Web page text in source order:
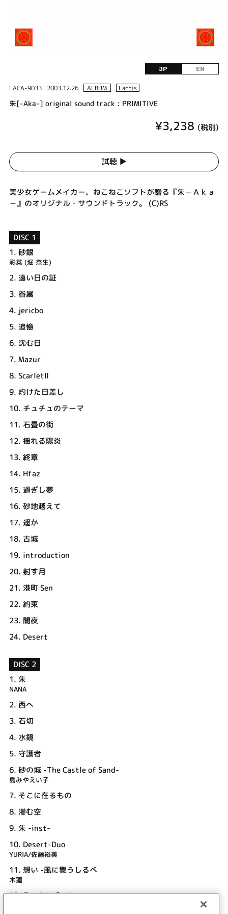
JP EN
LACA-9033 2003.12.26 ALBUM Lantis
朱[-Aka-] original sound track : PRIMITIVE
¥3,238 (税別)
試聴 ▶︎
美少女ゲームメイカー、ねこねこソフトが贈る『朱－Ａｋａ
－』のオリジナル・サウンドトラック。 (C)RS
DISC 1
1. 砂銀
彩菜 (堀 奈生)
2. 遠い日の証
3. 眷属
4. jericbo
5. 追憶
6. 沈む日
7. Mazur
8. ScarletⅡ
9. 灼けた日差し
10. チュチュのテーマ
11. 石畳の街
12. 揺れる陽炎
13. 終章
14. Hfaz
15. 過ぎし夢
16. 砂地越えて
17. 遥か
18. 古城
19. introduction
20. 射す月
21. 港町 Sen
22. 約束
23. 闇夜
24. Desert
DISC 2
1. 朱
NANA
2. 西へ
3. 石切
4. 水鏡
5. 守護者
6. 砂の城 -The Castle of Sand-
島みやえい子
7. そこに在るもの
8. 滲む空
9. 朱 -inst-
10. Desert-Duo
YURIA/佐藤裕美
11. 想い -風に舞うしるべ
木蓮
12.朱 -オルゴール-